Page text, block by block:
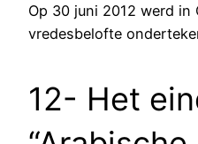
Op 30 juni 2012 werd in
vredesbelofte
12- Het